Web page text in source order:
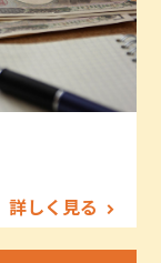
詳しく見る